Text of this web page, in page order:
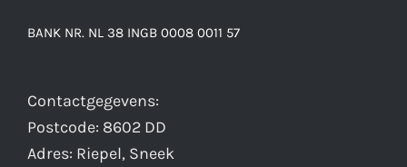
BANK NR. NL 38 INGB 0008 0011 57
Contactgegevens:
Postcode: 8602 DD
Adres: Riepel, Sneek